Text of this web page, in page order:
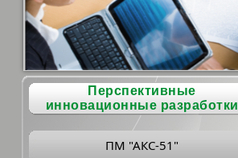
Перспективные
инновационные разработки
ПМ "АКС-51"